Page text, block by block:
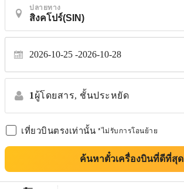
ปลายทาง
2026-10-25 2026-10-28
1 ผู้โดยสาร, ชั้นประหยัด
เที่ยวบินตรงเท่านั้น *ไม่รับการโอนย้าย
ค้นหาตั๋วเครื่องบินที่ดีที่สุด